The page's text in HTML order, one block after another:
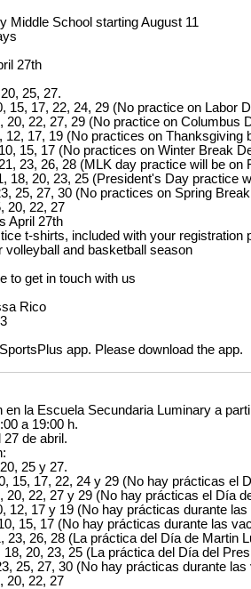
Middle School starting August 11
27th
25, 27.
15, 17, 22, 24, 29 (No practice on Labor
20, 22, 27, 29 (No practice on Columbus
12, 17, 19 (No practices on Thanksgiving
15, 17 (No practices on Winter Break
23, 26, 28 (MLK day practice will be on
18, 20, 23, 25 (President's Day practice
25, 27, 30 (No practices on Spring
20, 22, 27
April 27th
t-shirts, included with your
volleyball and basketball season
to get in touch with us
Rico
app. Please download the app.
la Escuela Secundaria Luminary a
a 19:00 h.
de abril.
25 y 27.
15, 17, 22, 24 y 29 (No hay prácticas el
20, 22, 27 y 29 (No hay prácticas el Día
12, 17 y 19 (No hay prácticas durante
15, 17 (No hay prácticas durante las
23, 26, 28 (La práctica del Día de Martin
18, 20, 23, 25 (La práctica del Día del
25, 27, 30 (No hay prácticas durante
20, 22, 27